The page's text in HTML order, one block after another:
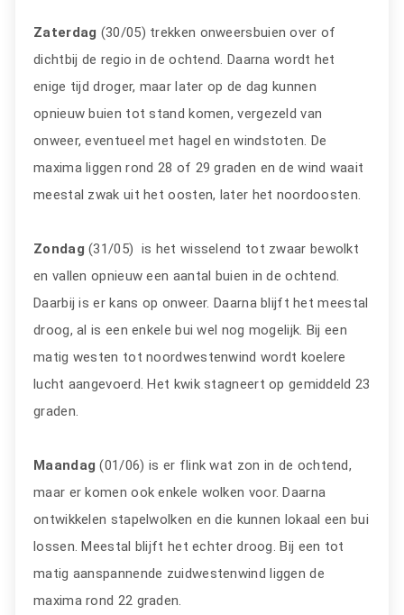
Zaterdag (30/05) trekken onweersbuien over of
dichtbij de regio in de ochtend. Daarna wordt het
enige tijd droger, maar later op de dag kunnen
opnieuw buien tot stand komen, vergezeld van
onweer, eventueel met hagel en windstoten. De
maxima liggen rond 28 of 29 graden en de wind waait
meestal zwak uit het oosten, later het noordoosten.
Zondag(31/05) is het wisselend tot zwaar bewolkt
en vallen opnieuw een aantal buien in de ochtend.
Daarbij is er kans op onweer. Daarna blijft het meestal
droog, al is een enkele bui wel nog mogelijk. Bij een
matig westen tot noordwestenwind wordt koelere
lucht aangevoerd. Het kwik stagneert op gemiddeld 23
graden.
Maandag (01/06) is er flink wat zon in de ochtend,
maar er komen ook enkele wolken voor. Daarna
ontwikkelen stapelwolken en die kunnen lokaal een bui
lossen. Meestal blijft het echter droog. Bij een tot
matig aanspannende zuidwestenwind liggen de
maxima rond 22 graden.